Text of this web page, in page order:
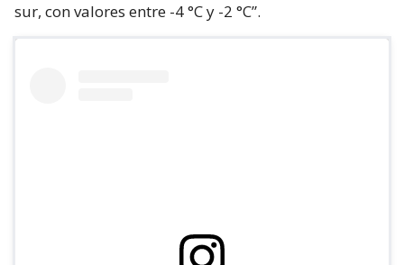
sur, con valores entre -4 °C y -2 °C”.